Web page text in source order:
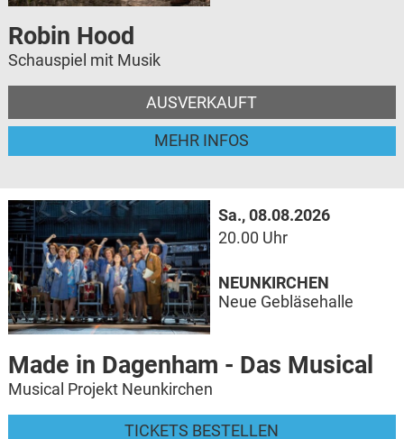
Robin Hood
Schauspiel mit Musik
AUSVERKAUFT
MEHR INFOS
Sa., 08.08.2026
20.00 Uhr
Made in Dagenham - Das Musical
Musical Projekt Neunkirchen
TICKETS BESTELLEN
NEUNKIRCHEN
Neue Gebläsehalle